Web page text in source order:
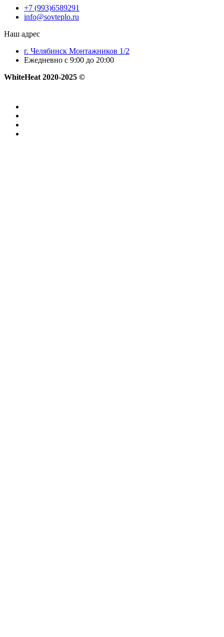
+7 (993)6589291
info@sovteplo.ru
Наш адрес
г. Челябинск Монтажников 1/2
Ежедневно с 9:00 до 20:00
WhiteHeat 2020-2025 ©